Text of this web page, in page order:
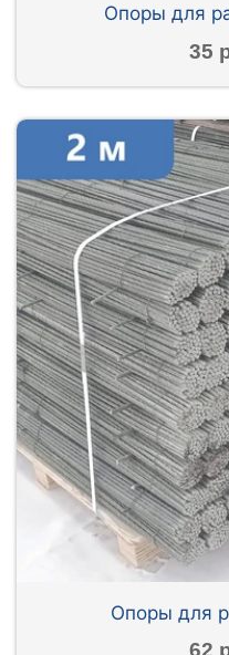
Опоры для
35
Опоры для
62